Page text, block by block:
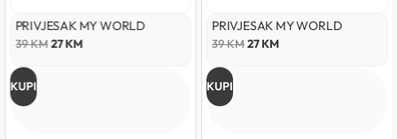
PRIVJESAK MY WORLD
39KM27KM
KUPI
PRIVJESAK MY WORLD
39KM 27KM
KUPI